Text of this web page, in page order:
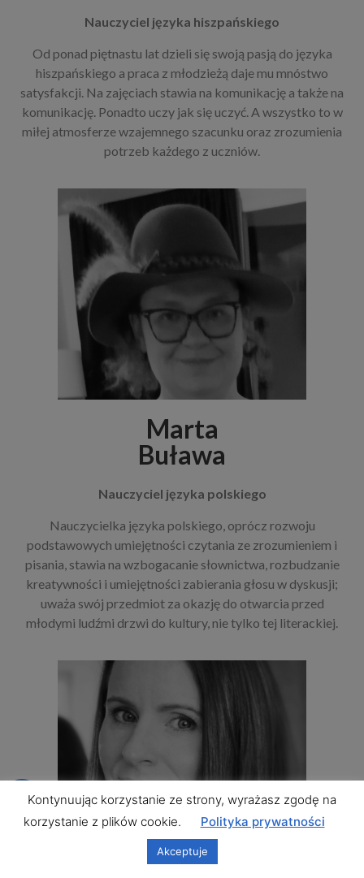
Nauczyciel języka hiszpańskiego
Od ponad piętnastu lat dzieli się swoją pasją do języka
hiszpańskiego a praca z młodzieżą daje mu mnóstwo
satysfakcji. Na zajęciach stawia na komunikację a także na
komunikację. Ponadto uczy jak się uczyć. A wszystko to w
miłej atmosferze wzajemnego szacunku oraz zrozumienia
potrzeb każdego z uczniów.
Marta
Buława
Nauczyciel języka polskiego
Nauczycielka języka polskiego, oprócz rozwoju
podstawowych umiejętności czytania ze zrozumieniem i
pisania, stawia na wzbogacanie słownictwa, rozbudzanie
kreatywności i umiejętności zabierania głosu w dyskusji;
uważa swój przedmiot za okazję do otwarcia przed
młodymi ludźmi drzwi do kultury, nie tylko tej literackiej.
Kontynuując korzystanie ze strony, wyrażasz zgodę na
korzystanie z plików cookie.
Polityka prywatności
Akceptuje